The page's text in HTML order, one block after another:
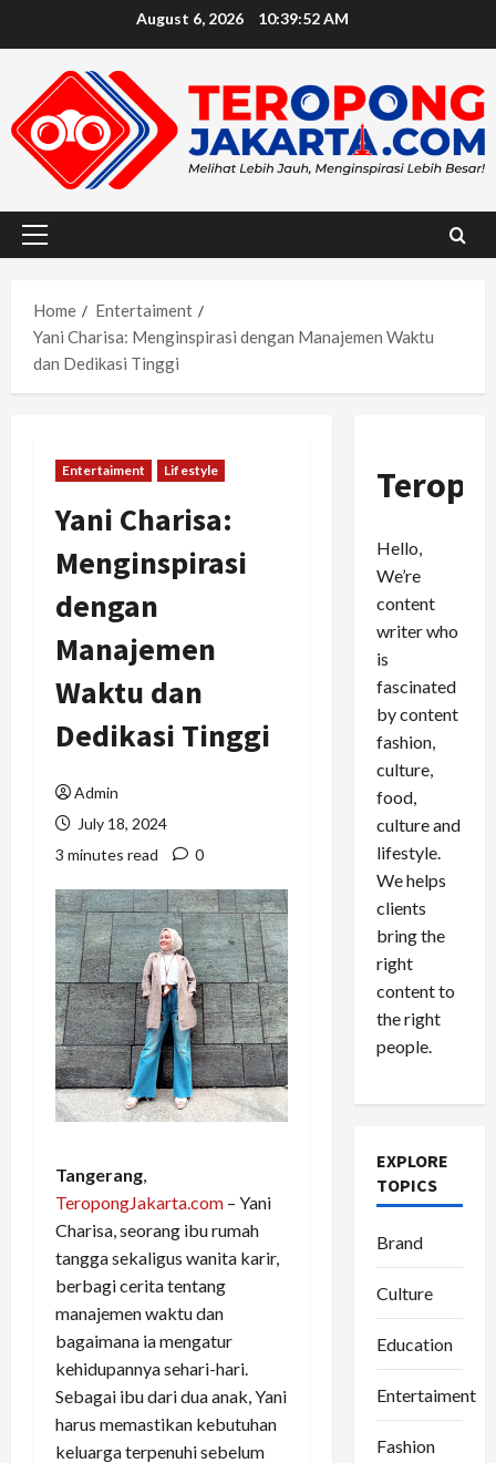
August 6, 2026 10:39:53 AM
Primary
Home
Entertaiment
Yani Charisa: Menginspirasi dengan Manajemen Waktu
dan Dedikasi Tinggi
Entertaiment Lifestyle
Yani Charisa:
Menginspirasi
dengan
Manajemen
Waktu dan
Dedikasi Tinggi
Admin
July 18, 2024
3 minutes read
0
Tangerang
TeropongJakarta.com – Yani
Charisa, seorang ibu rumah
tangga sekaligus wanita karir,
berbagi cerita tentang
manajemen waktu dan
bagaimana ia mengatur
kehidupannya sehari-hari.
Sebagai ibu dari dua anak, Yani
harus memastikan kebutuhan
keluarga terpenuhi sebelum
Hello,
We’re
content
writer who
is
fascinated
by content
fashion,
culture,
food,
culture and
lifestyle.
We helps
clients
bring the
right
content to
the right
people.
EXPLORE
TOPICS
Brand
Culture
Education
Entertaiment
Fashion